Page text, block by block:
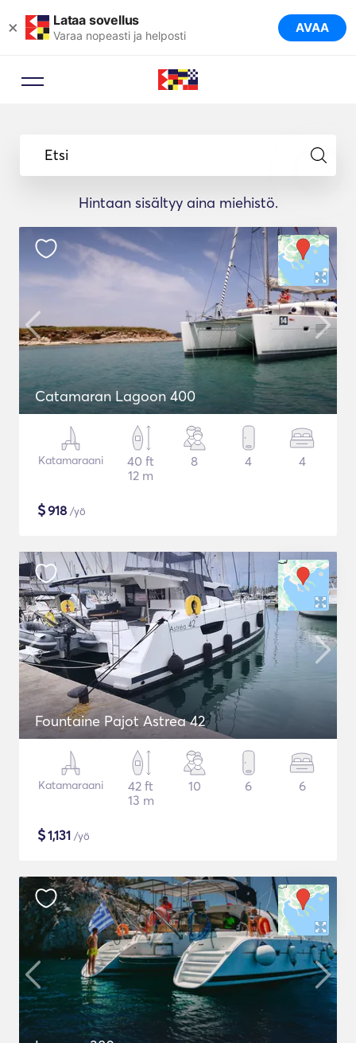
× Lataa sovellus
Varaa nopeasti ja helposti AVAA
Etsi
Hintaan sisältyy aina miehistö.
Catamaran Lagoon 400
Katamaraani
40 ft
12 m
8 4 4
$918 /yö
Fountaine Pajot Astrea 42
Katamaraani
42 ft
13 m
10 6 6
$1,131 /yö